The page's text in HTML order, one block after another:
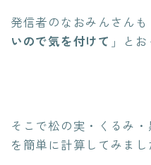
発信者のなおみんさん
いので気を付けて 」と
そこで松の実・くるみ
を簡単に計算してみま